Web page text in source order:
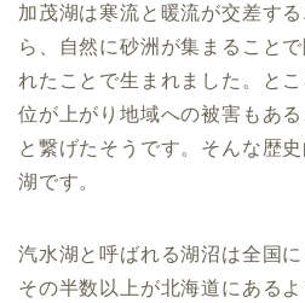
加茂湖は寒流と暖流が交差す
ら、自然に砂洲が集まること
れたことで生まれました。と
位が上がり地域への被害もあ
と繋げたそうです。そんな歴
湖です。
汽水湖と呼ばれる湖沼は全国に
その半数以上が北海道にあるよ